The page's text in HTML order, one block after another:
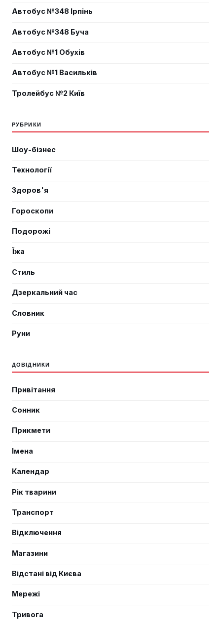
Автобус №348 Ірпінь
Автобус №348 Буча
Автобус №1 Обухів
Автобус №1 Васильків
Тролейбус №2 Київ
РУБРИКИ
Шоу-бізнес
Технології
Здоров'я
Гороскопи
Подорожі
Їжа
Стиль
Дзеркальний час
Словник
Руни
ДОВІДНИКИ
Привітання
Сонник
Прикмети
Імена
Календар
Рік тварини
Транспорт
Відключення
Магазини
Відстані від Києва
Мережі
Тривога